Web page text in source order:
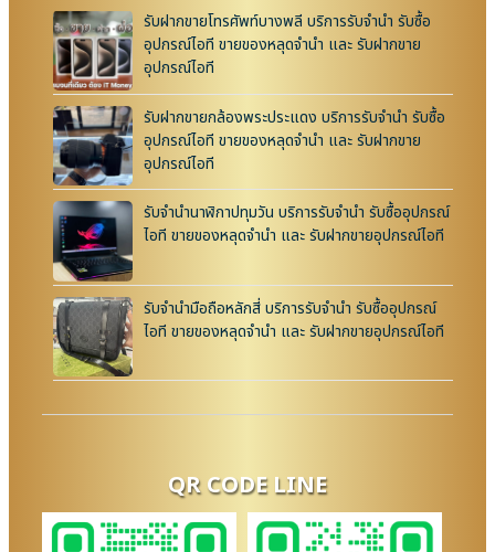
รับฝากขายโทรศัพท์บางพลี บริการรับจำนำ รับซื้อ
อุปกรณ์ไอที ขายของหลุดจำนำ และ รับฝากขาย
อุปกรณ์ไอที
รับฝากขายกล้องพระประแดง บริการรับจำนำ รับซื้อ
อุปกรณ์ไอที ขายของหลุดจำนำ และ รับฝากขาย
อุปกรณ์ไอที
รับจำนำนาฬิกาปทุมวัน บริการรับจำนำ รับซื้ออุปกรณ์
ไอที ขายของหลุดจำนำ และ รับฝากขายอุปกรณ์ไอที
รับจำนำมือถือหลักสี่ บริการรับจำนำ รับซื้ออุปกรณ์
ไอที ขายของหลุดจำนำ และ รับฝากขายอุปกรณ์ไอที
QR CODE LINE